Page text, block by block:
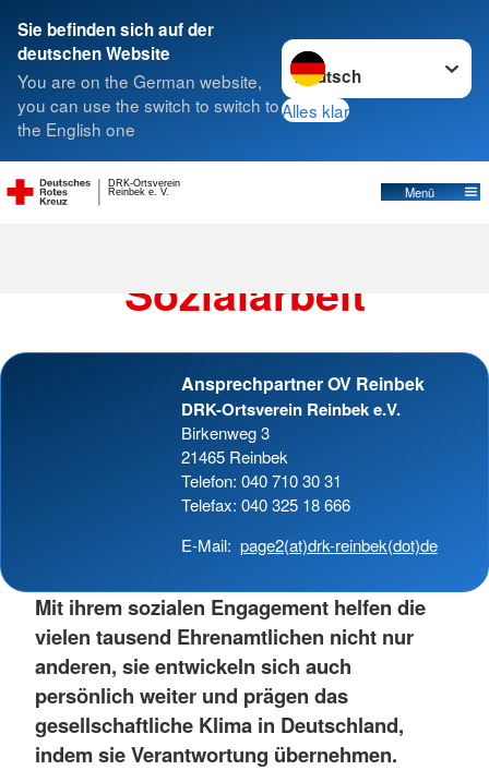
Sie befinden sich auf der
deutschen Website
You are on the German website,
you can use the switch to switch to
the English one
Sprache wechseln zu
Alles klar
Reinbek e. V.
DRK-Ortsverein
Menü
Suche
Sozialarbeit
Ansprechpartner OV Reinbek
DRK-Ortsverein Reinbek e.V.
Birkenweg 3
21465 Reinbek
Telefon: 040 710 30 31
Telefax: 040 325 18 666
E-Mail: page2(at)drk-reinbek(dot)de
Mit ihrem sozialen Engagement helfen die
vielen tausend Ehrenamtlichen nicht nur
anderen, sie entwickeln sich auch
persönlich weiter und prägen das
gesellschaftliche Klima in Deutschland,
indem sie Verantwortung übernehmen.